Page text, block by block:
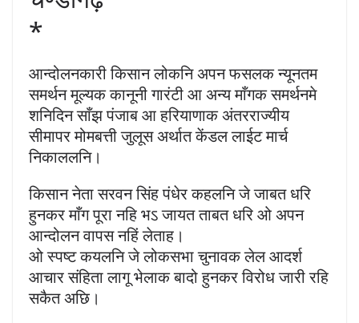
*
आन्दोलनकारी किसान लोकनि अपन फसलक न्यूनतम
समर्थन मूल्यक कानूनी गारंटी आ अन्य माँगक समर्थनमे
शनिदिन साँझ पंजाब आ हरियाणाक अंतरराज्यीय
सीमापर मोमबत्ती जुलूस अर्थात केंडल लाईट मार्च
निकाललनि।
किसान नेता सरवन सिंह पंधेर कहलनि जे जाबत धरि
हुनकर माँग पूरा नहि भऽ जायत ताबत धरि ओ अपन
आन्दोलन वापस नहिं लेताह।
ओ स्पष्ट कयलनि जे लोकसभा चुनावक लेल आदर्श
आचार संहिता लागू भेलाक बादो हुनकर विरोध जारी रहि
सकैत अछि।